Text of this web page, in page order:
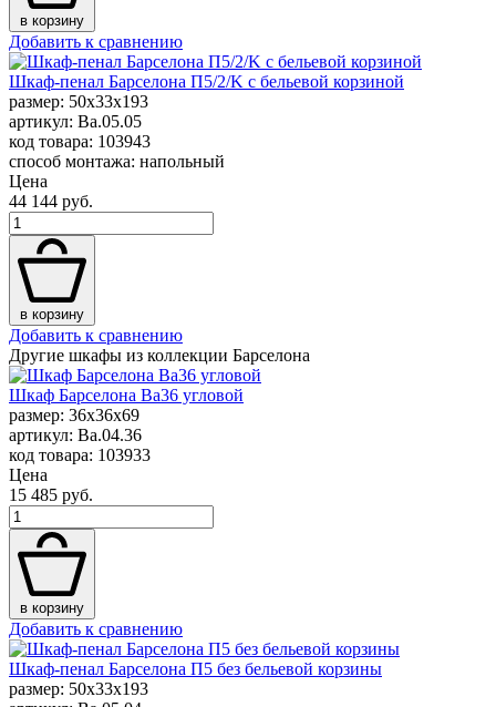
в корзину
Добавить к сравнению
Шкаф-пенал Барселона П5/2/K с бельевой корзиной
размер: 50x33x193
артикул: Ba.05.05
код товара: 103943
способ монтажа: напольный
Цена
44 144 руб.
в корзину
Добавить к сравнению
Другие шкафы из коллекции Барселона
Шкаф Барселона Вa36 угловой
размер: 36x36x69
артикул: Ba.04.36
код товара: 103933
Цена
15 485 руб.
в корзину
Добавить к сравнению
Шкаф-пенал Барселона П5 без бельевой корзины
размер: 50x33x193